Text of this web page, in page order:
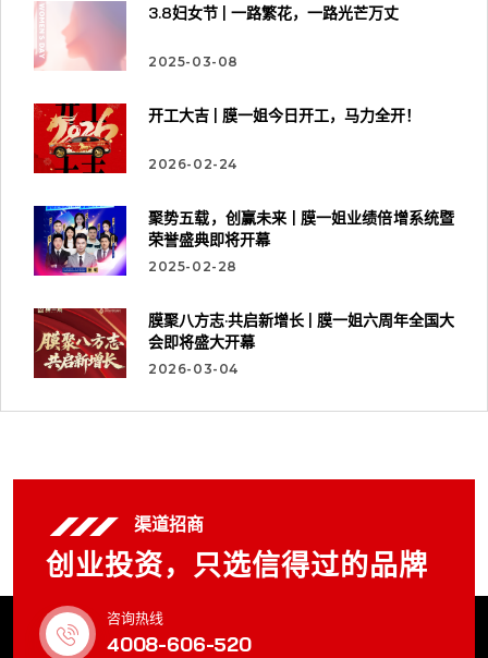
3.8妇女节 | 一路繁花，一路光芒万丈
2025-03-08
开工大吉 | 膜一姐今日开工，马力全开！
2026-02-24
聚势五载，创赢未来 | 膜一姐业绩倍增系统暨
荣誉盛典即将开幕
2025-02-28
膜聚八方志·共启新增长 | 膜一姐六周年全国大
会即将盛大开幕
2026-03-04
渠道招商
创业投资，只选信得过的品牌
咨询热线
4008-606-520